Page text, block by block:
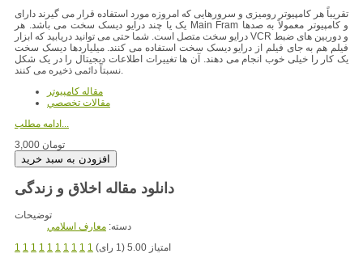
تقریباً هر کامپیوتر رومیزی و سرورهایی که امروزه مورد استفاده قرار می گیرند دارای
یک یا چند درایو دیسک سخت می باشد. هر Main Fram و کامپیوتر معمولاً به صدها
درایو سخت متصل است. شما حتی می توانید دریابید که ابزار VCR و دوربین های ضبط
فیلم هم به جای فیلم از درایو دیسک سخت استفاده می کنند. میلیاردها دیسک سخت
یک کار را خیلی خوب انجام می دهند. آن ها تغییرات اطلاعات دیجیتال را در یک شکل
نسبتاً دائمی ذخیره می کنند.
مقاله کامپیوتر
مقالات تخصصي
ادامه مطلب...
3,000 تومان
دانلود مقاله اخلاق و زندگی
توضیحات
دسته: معارف اسلامي
1 1 1 1 1 1 1 1 1 1
امتیاز 5.00 (1 رای)